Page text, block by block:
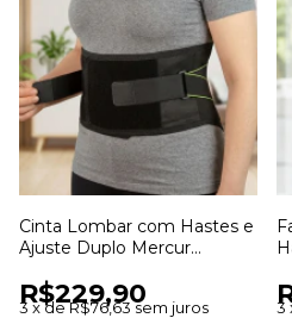
Cinta Lombar com Hastes e
Ajuste Duplo Mercur
Coluna
R$229,90
3 xdeR$76,63 sem juros 3